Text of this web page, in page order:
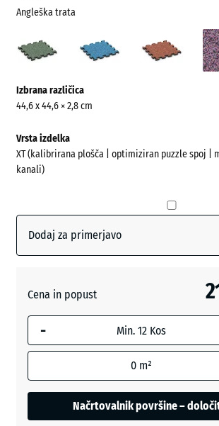
Angleška trata
trata
informacij
o
barvah?
Prikaži
barvno
trata(active)
Atlantik
Etna
Levandula
Izbrana različica
44,6 x 44,6 × 2,8 cm
Vrsta izdelka
XT (kalibrirana plošča | optimiziran puzzle spoj |
kanali)
Dodaj za primerjavo
Cena in popust
-
0 m²
Načrtovalnik površine –